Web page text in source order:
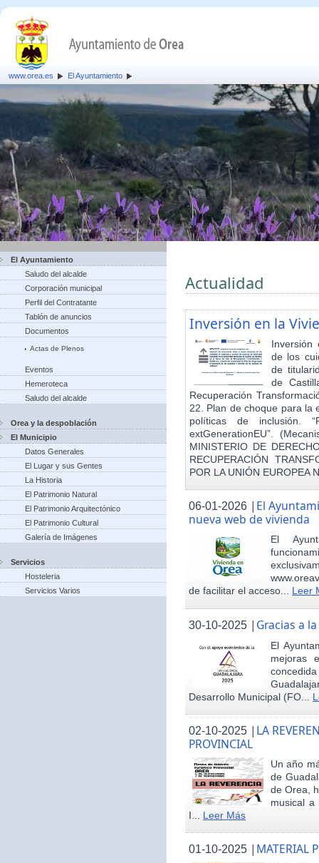
www.orea.es El Ayuntamiento
El Ayuntamiento
Saludo del alcalde
Corporación municipal
Perfil del Contratante
Tablón de anuncios
Documentos
Actas de Plenos
Eventos
Hemeroteca
Saludo del alcalde
Orea y la despoblación
El Municipio
Datos Generales
El Lugar y sus Gentes
La Historia
El Patrimonio Natural
El Patrimonio Arquitectónico
El Patrimonio Cultural
Galería de Imágenes
Servicios
Hosteleria
Servicios Varios
Actualidad
Inversión en la
Inversión
de los
de
de
Recuperación
22. Plan de choque para la
políticas de inclusión.
extGenerationEU”.
MINISTERIO DE
RECUPERACIÓN
POR LA UNIÓN EUROPEA
06-01-2026 | El
nueva web de vivienda
El
de facilitar el acceso... Leer
30-10-2025 | Gracias a
El
mejoras
Desarrollo Municipal (FO...
02-10-2025 | LA
PROVINCIAL
Un año
de
de Orea,
musical a
I... Leer Más
01-10-2025 | MATERIAL